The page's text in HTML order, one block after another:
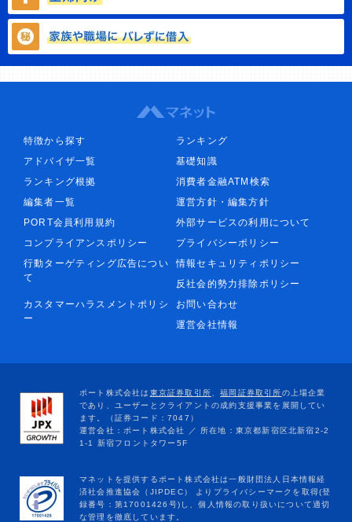
特徴から探す
ランキング
アドバイザ一覧
基礎知識
ランキング根拠
消費者金融ATM検索
編集者一覧
運営方針・編集方針
PORT会員利用規約
外部サービスの利用について
コンプライアンスポリシー
プライバシーポリシー
行動ターゲティング広告につい
て
情報セキュリティポリシー
反社会的勢力排除ポリシー
カスタマーハラスメントポリシ
ー
お問い合わせ
運営会社情報